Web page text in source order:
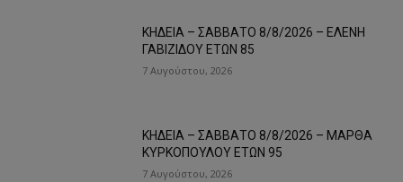
ΚΗΔΕΙΑ – ΣΑΒΒΑΤΟ 8/8/2026 – ΕΛΕΝΗ
ΓΑΒΙΖΙΔΟΥ ΕΤΩΝ 85
7 Αυγούστου, 2026
ΚΗΔΕΙΑ – ΣΑΒΒΑΤΟ 8/8/2026 – ΜΑΡΘΑ
ΚΥΡΚΟΠΟΥΛΟΥ ΕΤΩΝ 95
7 Αυγούστου, 2026